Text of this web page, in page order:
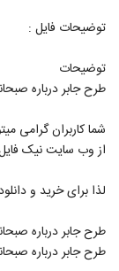
توضیحات فایل :
توضیحات
طرح جابر درباره
شما کاربران گرامی
از وب سایت نیک فایل
لذا برای خرید و
طرح جابر درباره
طرح جابر درباره